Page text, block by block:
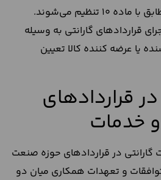
قراردادهای گارانتی نیز مطابق با ماده 10 تنظیم می‌شوند.
قراردادهای گارانتی به وسیله
یا عرضه کننده کالا تعیین
قراردادهای
خدمات
گارانتی در قراردادهای حوزه صنعت
و تعهدات همکاری میان دو